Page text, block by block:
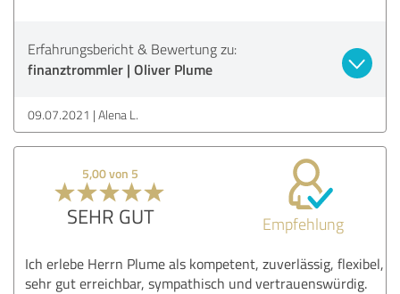
Erfahrungsbericht & Bewertung zu:
finanztrommler | Oliver Plume
09.07.2021 Alena L.
5,00 von 5
SEHR GUT Empfehlung
Ich erlebe Herrn Plume als kompetent, zuverlässig, flexibel,
sehr gut erreichbar, sympathisch und vertrauenswürdig.